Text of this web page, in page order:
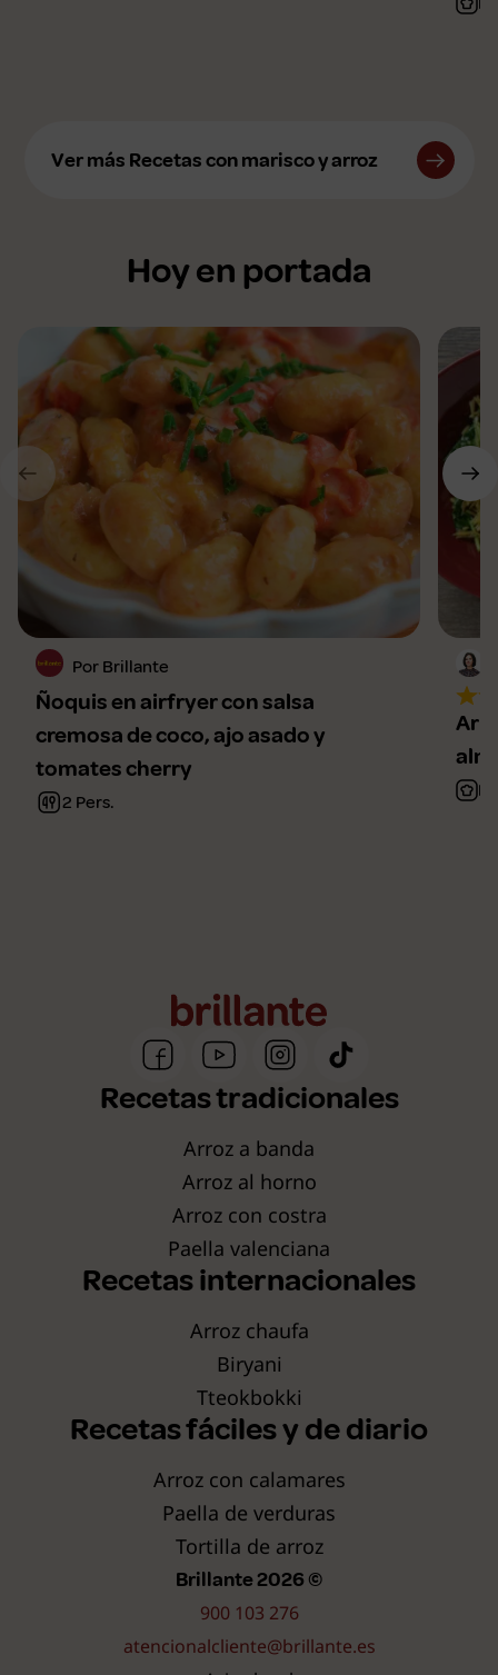
Ver más Recetas con marisco y arroz
Hoy en portada
Por Brillante
Ñoquis en airfryer con salsa
cremosa de coco, ajo asado y
tomates cherry
2 Pers.
Recetas tradicionales
Arroz a banda
Arroz al horno
Arroz con costra
Paella valenciana
Recetas internacionales
Arroz chaufa
Biryani
Tteokbokki
Recetas fáciles y de diario
Arroz con calamares
Paella de verduras
Tortilla de arroz
Brillante 2026 ©
900 103 276
atencionalcliente@brillante.es